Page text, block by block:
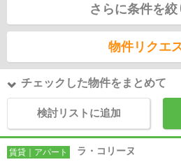
さらに条件を絞
物件リクエ
チェックした物件をまとめて
検討リストに追加
賃貸｜アパート ラ・コリーヌ